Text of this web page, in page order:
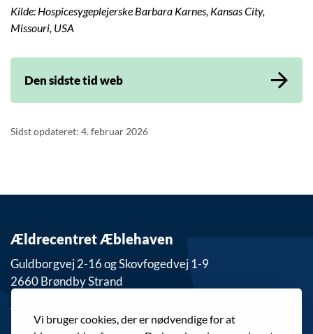
Vi bruger cookies, der er nødvendige for at
Kilde: Hospicesygeplejerske Barbara Karnes, Kansas City,
Missouri, USA
Den sidste tid web
Sidst opdateret: 4. februar 2026
Ældrecentret Æblehaven
Guldborgvej 2-16 og Skovfogedvej 1-9
2660 Brøndby Strand
Telefon: 43 28 27 09